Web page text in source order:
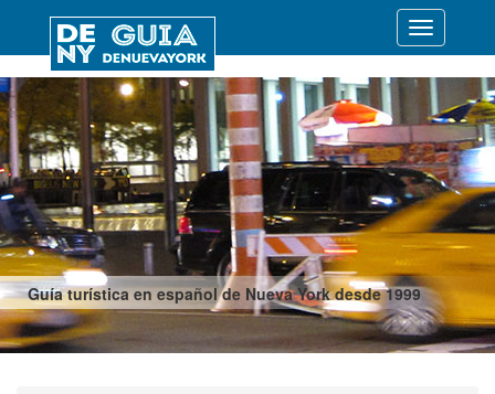
Guía turística en español de Nueva York desde 1999
Desplegar